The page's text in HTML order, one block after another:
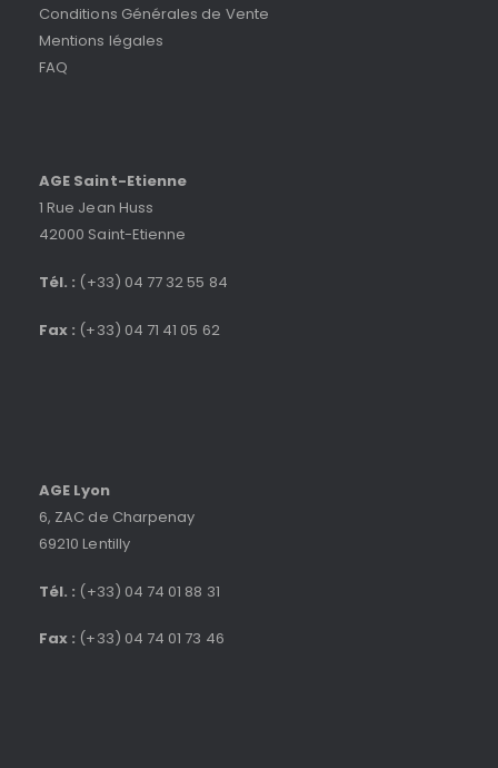
Conditions Générales de Vente
Mentions légales
FAQ
AGE Saint-Etienne
1 Rue Jean Huss
42000 Saint-Etienne
Tél. : (+33) 04 77 32 55 84
Fax : (+33) 04 71 41 05 62
AGE Lyon
6, ZAC de Charpenay
69210 Lentilly
Tél. : (+33) 04 74 01 88 31
Fax : (+33) 04 74 01 73 46